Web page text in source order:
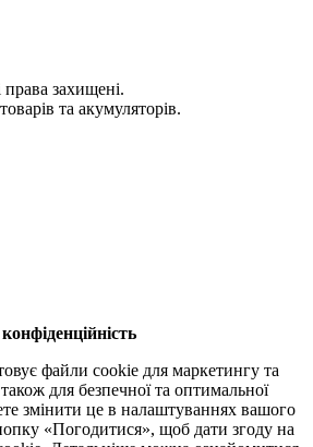
захищені.
та акумуляторів.
файли cookie для маркетингу та
для безпечної та оптимальної
змінити це в налаштуваннях вашого
«Погодитися», щоб дати згоду на